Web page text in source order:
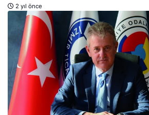
2 yıl önce